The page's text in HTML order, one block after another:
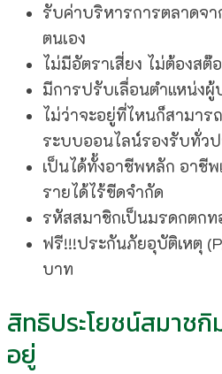
รับค่าบริหารการตลาดจ
ตนเอง
ไม่มีอัตราเสี่ยง ไม่ต้องสต๊
มีการปรับเลื่อนตำแหน่งผู้
ไม่ว่าจะอยู่ที่ไหนก็สามาร
ระบบออนไลน์รองรับทั่วป
เป็นได้ทั้งอาชีพหลัก อาชี
รายได้ไร้ขีดจำกัด
รหัสสมาชิกเป็นมรดกตก
ฟรี!!!ประกันภัยอุบัติเหตุ
บาท
สิทธิประโยชน์สมาช
อยู่